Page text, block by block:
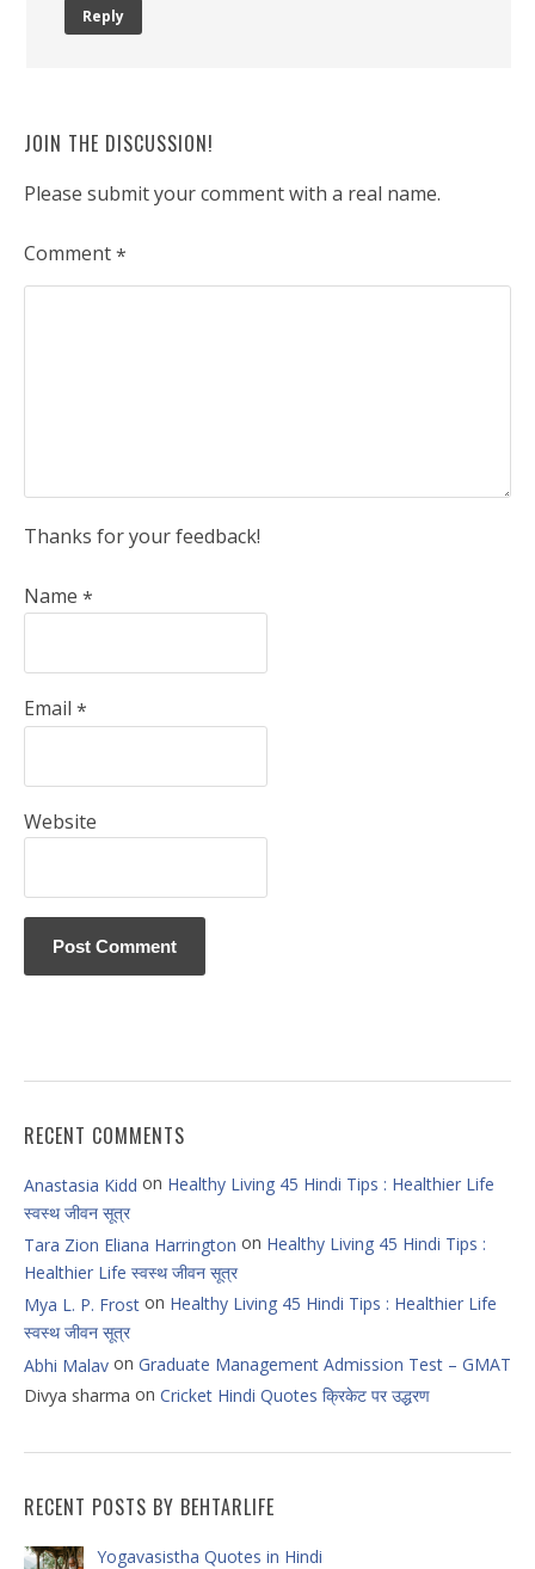
Reply
JOIN THE DISCUSSION!
Please submit your comment with a real name.
Comment*
Thanks for your feedback!
Name *
Email *
Website
RECENT COMMENTS
Anastasia Kidd on Healthy Living 45 Hindi Tips : Healthier Life
स्वस्थ जीवन सूत्र
Tara Zion Eliana Harrington on Healthy Living 45 Hindi Tips :
Healthier Life स्वस्थ जीवन सूत्र
Mya L. P. Frost on Healthy Living 45 Hindi Tips : Healthier Life
स्वस्थ जीवन सूत्र
Abhi Malav on Graduate Management Admission Test – GMAT
Divya sharma on Cricket Hindi Quotes क्रिकेट पर उद्धरण
RECENT POSTS BY BEHTARLIFE
Yogavasistha Quotes in Hindi